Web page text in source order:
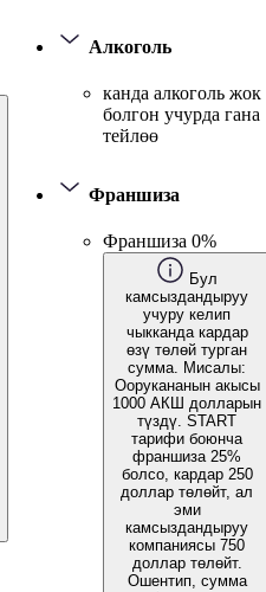
Алкоголь
канда алкоголь жок
болгон учурда гана
тейлөө
Франшиза
Франшиза 0%
Бул
камсыздандыруу
учуру келип
чыкканда кардар
өзү төлөй турган
сумма. Мисалы:
Оорукананын акысы
1000 АКШ долларын
түздү. START
тарифи боюнча
франшиза 25%
болсо, кардар 250
доллар төлөйт, ал
эми
камсыздандыруу
компаниясы 750
доллар төлөйт.
Ошентип, сумма